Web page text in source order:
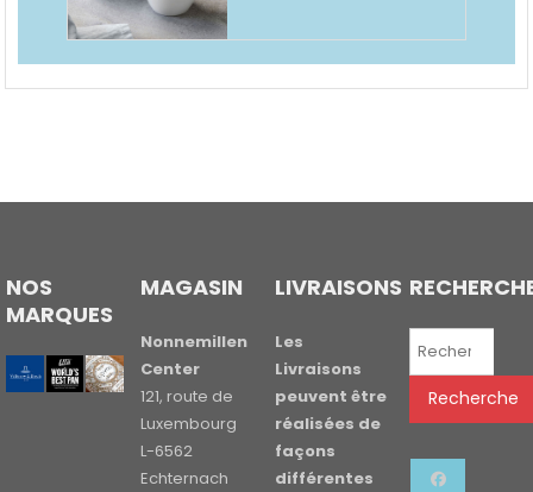
NOS
MARQUES
MAGASIN
Nonnemillen
Center
121, route de
Luxembourg
L-6562
Echternach
LIVRAISONS
Les
Livraisons
peuvent être
réalisées de
façons
différentes
Recherche